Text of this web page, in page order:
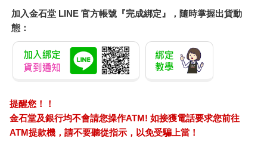
加入金石堂 LINE 官方帳號『完成綁定』，隨時掌握出貨動
態：
提醒您！！
金石堂及銀行均不會請您操作ATM! 如接獲電話要求您前往
ATM提款機，請不要聽從指示，以免受騙上當！